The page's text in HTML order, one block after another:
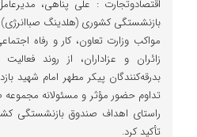
اقتصادوتجارت : علی پناهی،
بازنشستگی کشوری (هلدینگ
مواکب وزارت تعاون، کار و رفاه
زائران و عزاداران، از روند
بدرقه‌کنندگان پیکر مطهر امام شهید
تداوم حضور مؤثر و مسئولانه مجموعه
راستای اهداف صندوق بازنشستگی
تأکید کرد.